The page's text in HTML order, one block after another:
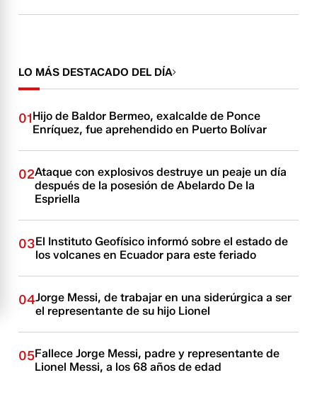
LO MÁS DESTACADO DEL DÍA
01Hijo de Baldor Bermeo, exalcalde de Ponce
Enríquez, fue aprehendido en Puerto Bolívar
02Ataque con explosivos destruye un peaje un día
después de la posesión de Abelardo De la
Espriella
03El Instituto Geofísico informó sobre el estado de
los volcanes en Ecuador para este feriado
04Jorge Messi, de trabajar en una siderúrgica a ser
el representante de su hijo Lionel
05Fallece Jorge Messi, padre y representante de
Lionel Messi, a los 68 años de edad